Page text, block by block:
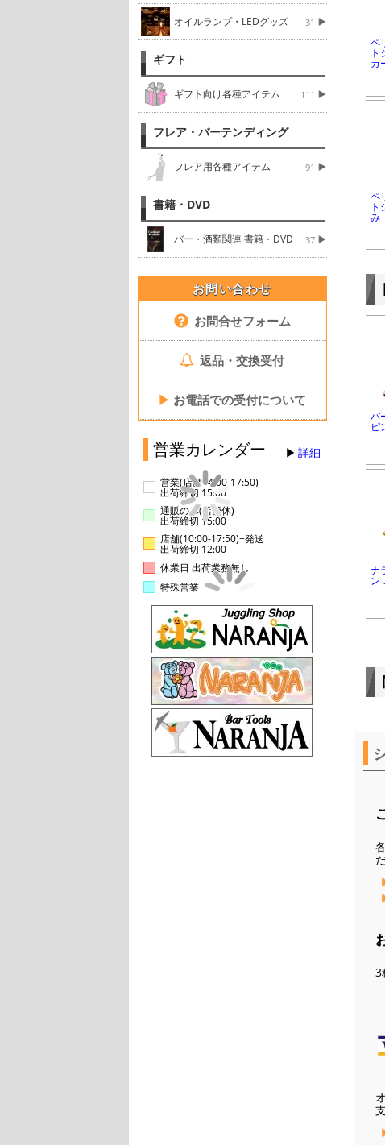
オイルランプ・LEDグッズ 31
ギフト
ギフト向け各種アイテム 111
フレア・バーテンディング
フレア用各種アイテム 91
書籍・DVD
バー・酒類関連 書籍・DVD 37
お問い合わせ
お問合せフォーム
返品・交換受付
▶ お電話での受付について
営業カレンダー 詳細
営業(店舗14:00-17:50)
出荷締切 15:00
通販のみ(店舗休)
出荷締切 15:00
店舗(10:00-17:50)+発送
出荷締切 12:00
休業日 出荷業務無し
特殊営業
ペ
カ
ペ
み
バ
ピ
ナ
ン
3